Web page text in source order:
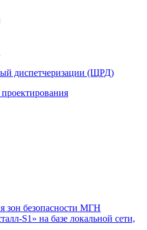
диспетчеризации (ЩРД)
зон безопасности МГН
S1» на базе локальной сети,